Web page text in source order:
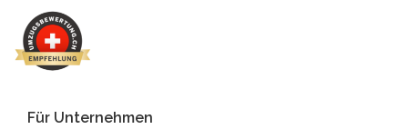
Für Unternehmen